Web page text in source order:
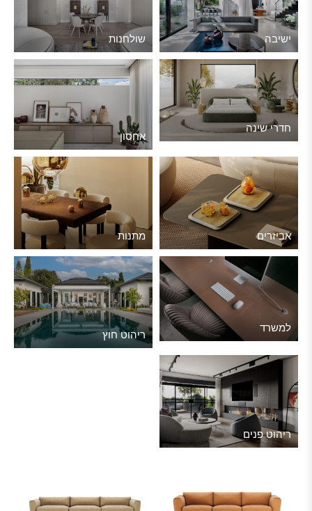
ישיבה שולחנות
חדרי שינה
אחסון
אביזרים מתנות
למשרד ריהוט חוץ
ריהוט פנים